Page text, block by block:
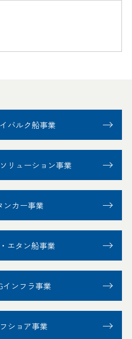
バルク船事業
リューション事業
ンカー事業
エタン船事業
インフラ事業
ショア事業